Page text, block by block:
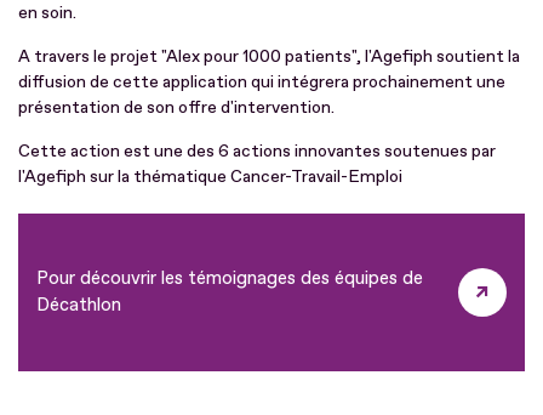
en soin.
A travers le projet "Alex pour 1000 patients", l'Agefiph soutient la
diffusion de cette application qui intégrera prochainement une
présentation de son offre d'intervention.
Cette action est une des 6 actions innovantes soutenues par
l'Agefiph sur la thématique Cancer-Travail-Emploi
Pour découvrir les témoignages des équipes de
Décathlon